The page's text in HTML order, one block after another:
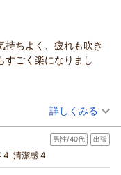
ても気に入りまし
くよう温泉の湧出量
いりますので又のご
きまして誠にありが
と心温まるスタッフ
ます。いよいよ寒い
、又ご来館いただけ
（返信日：2025/12/04）
持ちよく、疲れも吹き
すごく楽になりまし
（投稿日：2025/11/03）
応援！夕食はお部屋で食べ
室利用
詳しくみる
男性/40代 出張
4 清潔感 4